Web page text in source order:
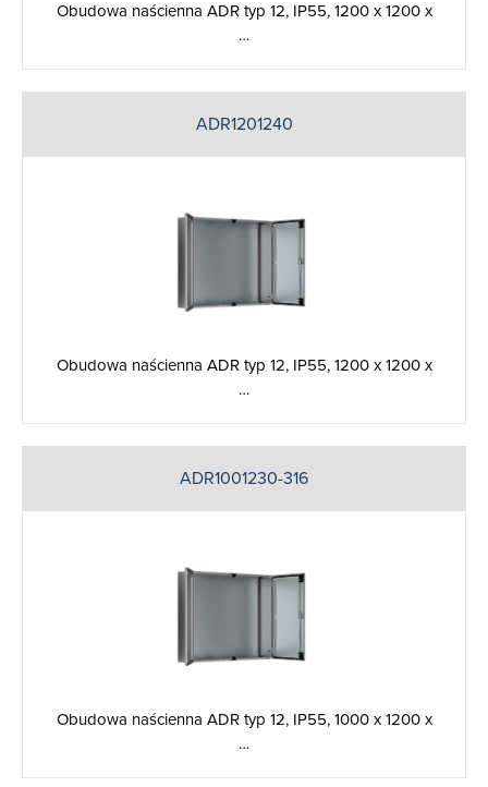
Obudowa naścienna ADR typ 12, IP55, 1200 x 1200 x
…
ADR1201240
Obudowa naścienna ADR typ 12, IP55, 1200 x 1200 x
…
ADR1001230-316
Obudowa naścienna ADR typ 12, IP55, 1000 x 1200 x
…